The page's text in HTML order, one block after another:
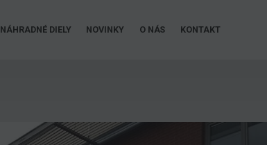
NÁHRADNÉ DIELY NOVINKY O NÁS KONTAKT